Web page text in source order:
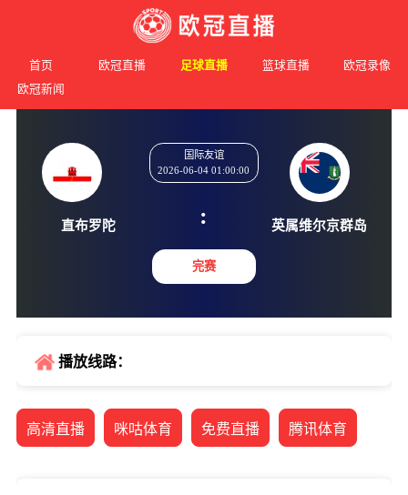
首页 欧冠直播 足球直播 篮球直播
欧冠录像
欧冠新闻
:
播放线路：
高清直播 咪咕体育 免费直播 腾讯体育